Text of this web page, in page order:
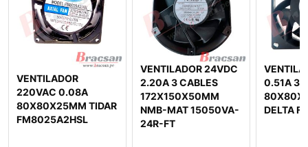
VENTILADOR
220VAC 0.08A
80X80X25MM TIDAR
FM8025A2HSL
VENTILADOR 24VDC
2.20A 3 CABLES
172X150X50MM
NMB-MAT 15050VA-
24R-FT
0.51A 3
DELTA